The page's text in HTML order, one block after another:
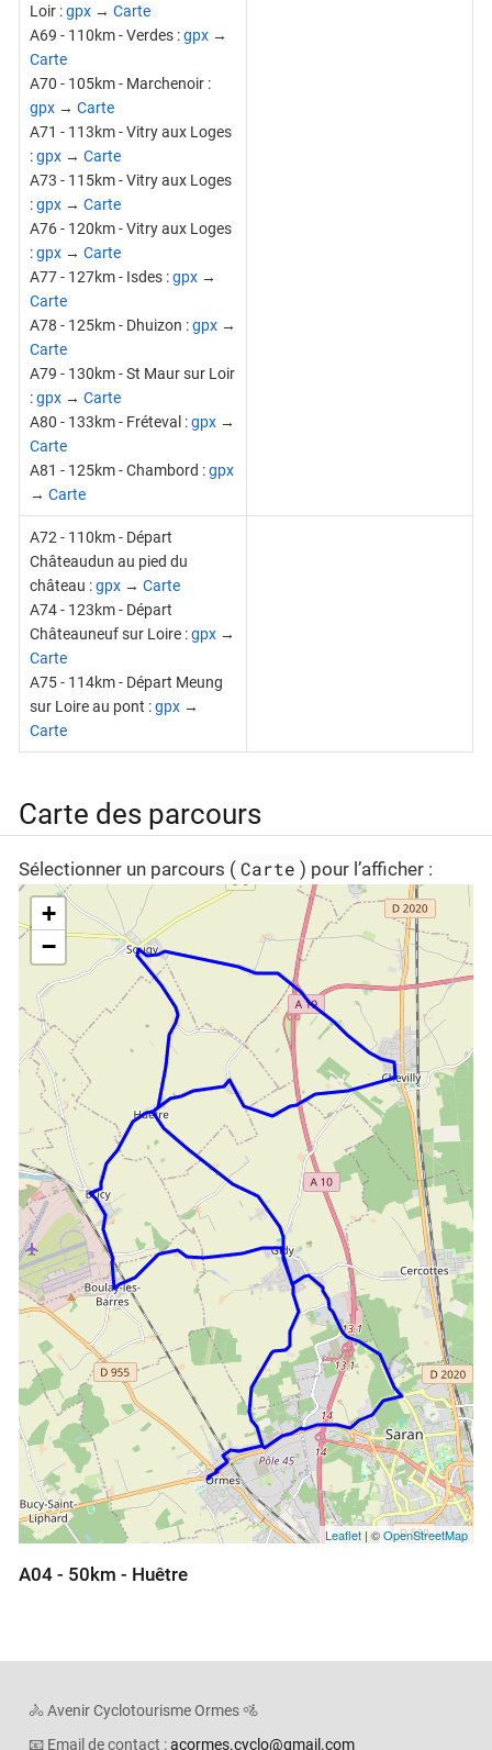
Loir :gpx→ Carte
A69 - 110km - Verdes :gpx→
Carte
A70 - 105km - Marchenoir :
gpx→ Carte
A71 - 113km - Vitry aux Loges
:gpx→ Carte
A73 - 115km - Vitry aux Loges
:gpx→ Carte
A76 - 120km - Vitry aux Loges
:gpx→ Carte
A77 - 127km - Isdes :gpx→
Carte
A78 - 125km - Dhuizon :gpx→
Carte
A79 - 130km - St Maur sur Loir
:gpx→ Carte
A80 - 133km - Fréteval :gpx→
Carte
A81 - 125km - Chambord :gpx
→ Carte
A72 - 110km - Départ
Châteaudun au pied du
château :gpx→ Carte
A74 - 123km - Départ
Châteauneuf sur Loire :gpx→
Carte
A75 - 114km - Départ Meung
sur Loire au pont :gpx→
Carte
Carte des parcours
Sélectionner un parcours ( Carte ) pour l’afficher :
+
−
Leaflet| ©OpenStreetMap
A04 - 50km - Huêtre
🚴 Avenir Cyclotourisme Ormes 🚵
📧 Email de contact :acormes.cyclo@gmail.com